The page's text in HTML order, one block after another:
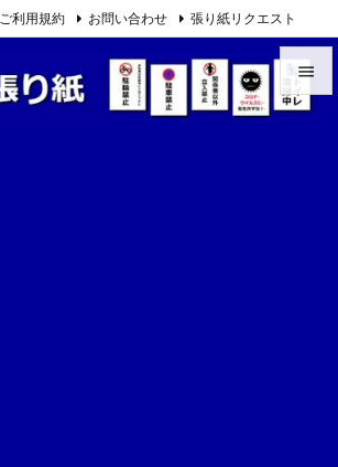


ご利用規約 お問い合わせ 張り紙リクエスト